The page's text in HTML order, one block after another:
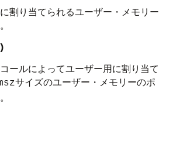
割り当てられるユーザー・メモリー
ールによってユーザー用に割り当て
サイズのユーザー・メモリーのポ